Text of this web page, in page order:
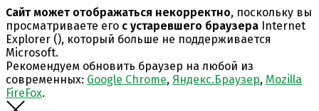
Сайт может отображаться некорректно, поскольку вы
просматриваете его с устаревшего браузера Internet
Explorer (), который больше не поддерживается
Microsoft.
Рекомендуем обновить браузер на любой из
современных: Google Chrome, Яндекс.Браузер, Mozilla
FireFox.